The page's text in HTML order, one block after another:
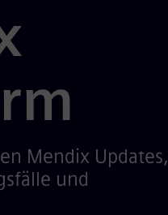
Mendix Updates,
und